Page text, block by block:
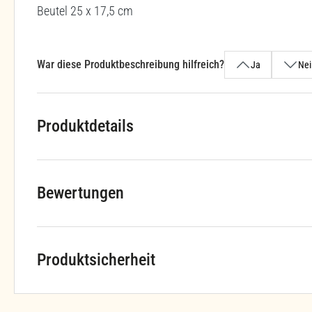
Beutel 25 x 17,5 cm
War diese Produktbeschreibung hilfreich? Ja
Produktdetails
Bewertungen
Produktsicherheit